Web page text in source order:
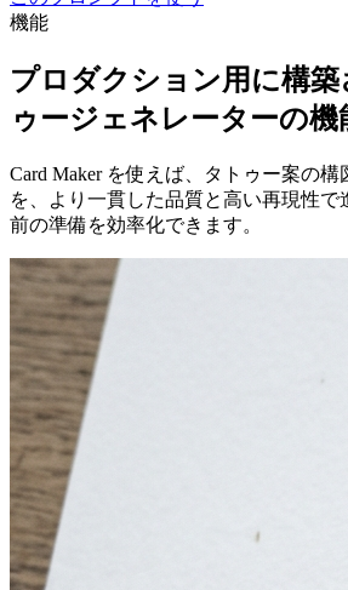
機能
プロダクション用に構
ゥージェネレーターの機
Card Maker を使えば、タトゥー案の
を、より一貫した品質と高い再現性
前の準備を効率化できます。